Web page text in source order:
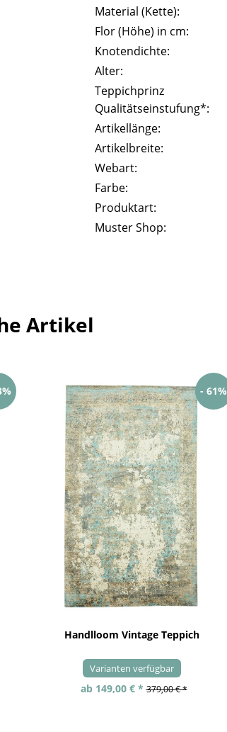
Material (Kette):
Flor (Höhe) in cm:
Knotendichte:
Alter:
Teppichprinz
Qualitätseinstufung*:
Artikellänge:
Artikelbreite:
Webart:
Farbe:
Produktart:
Muster Shop:
Artikel
- 61%
Handlloom Vintage Teppich
Varianten verfügbar
ab 149,00 € * 379,00 € *